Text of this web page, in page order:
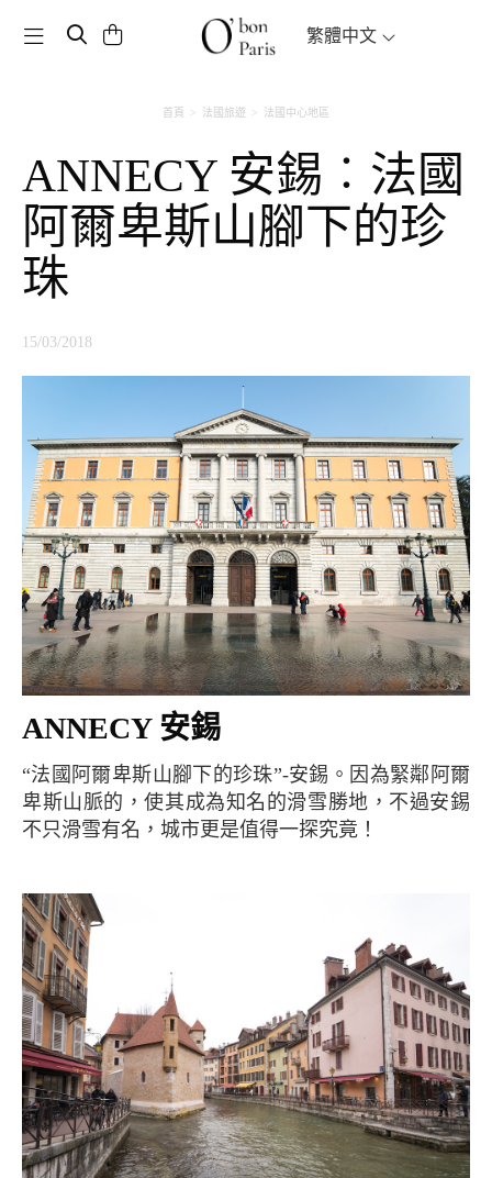
Toggle navigation 繁體中文
首頁 法國旅遊 法國中心地區
ANNECY 安錫︰法國
阿爾卑斯山腳下的珍
珠
15/03/2018
ANNECY 安錫
“法國阿爾卑斯山腳下的珍珠”-安錫。因為緊鄰阿爾
卑斯山脈的，使其成為知名的滑雪勝地，不過安錫
不只滑雪有名，城市更是值得一探究竟！